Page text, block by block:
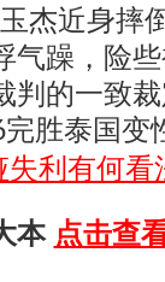
杰近身摔
气躁，险
判的一致
完胜泰国变
失利有何看
本 点击查